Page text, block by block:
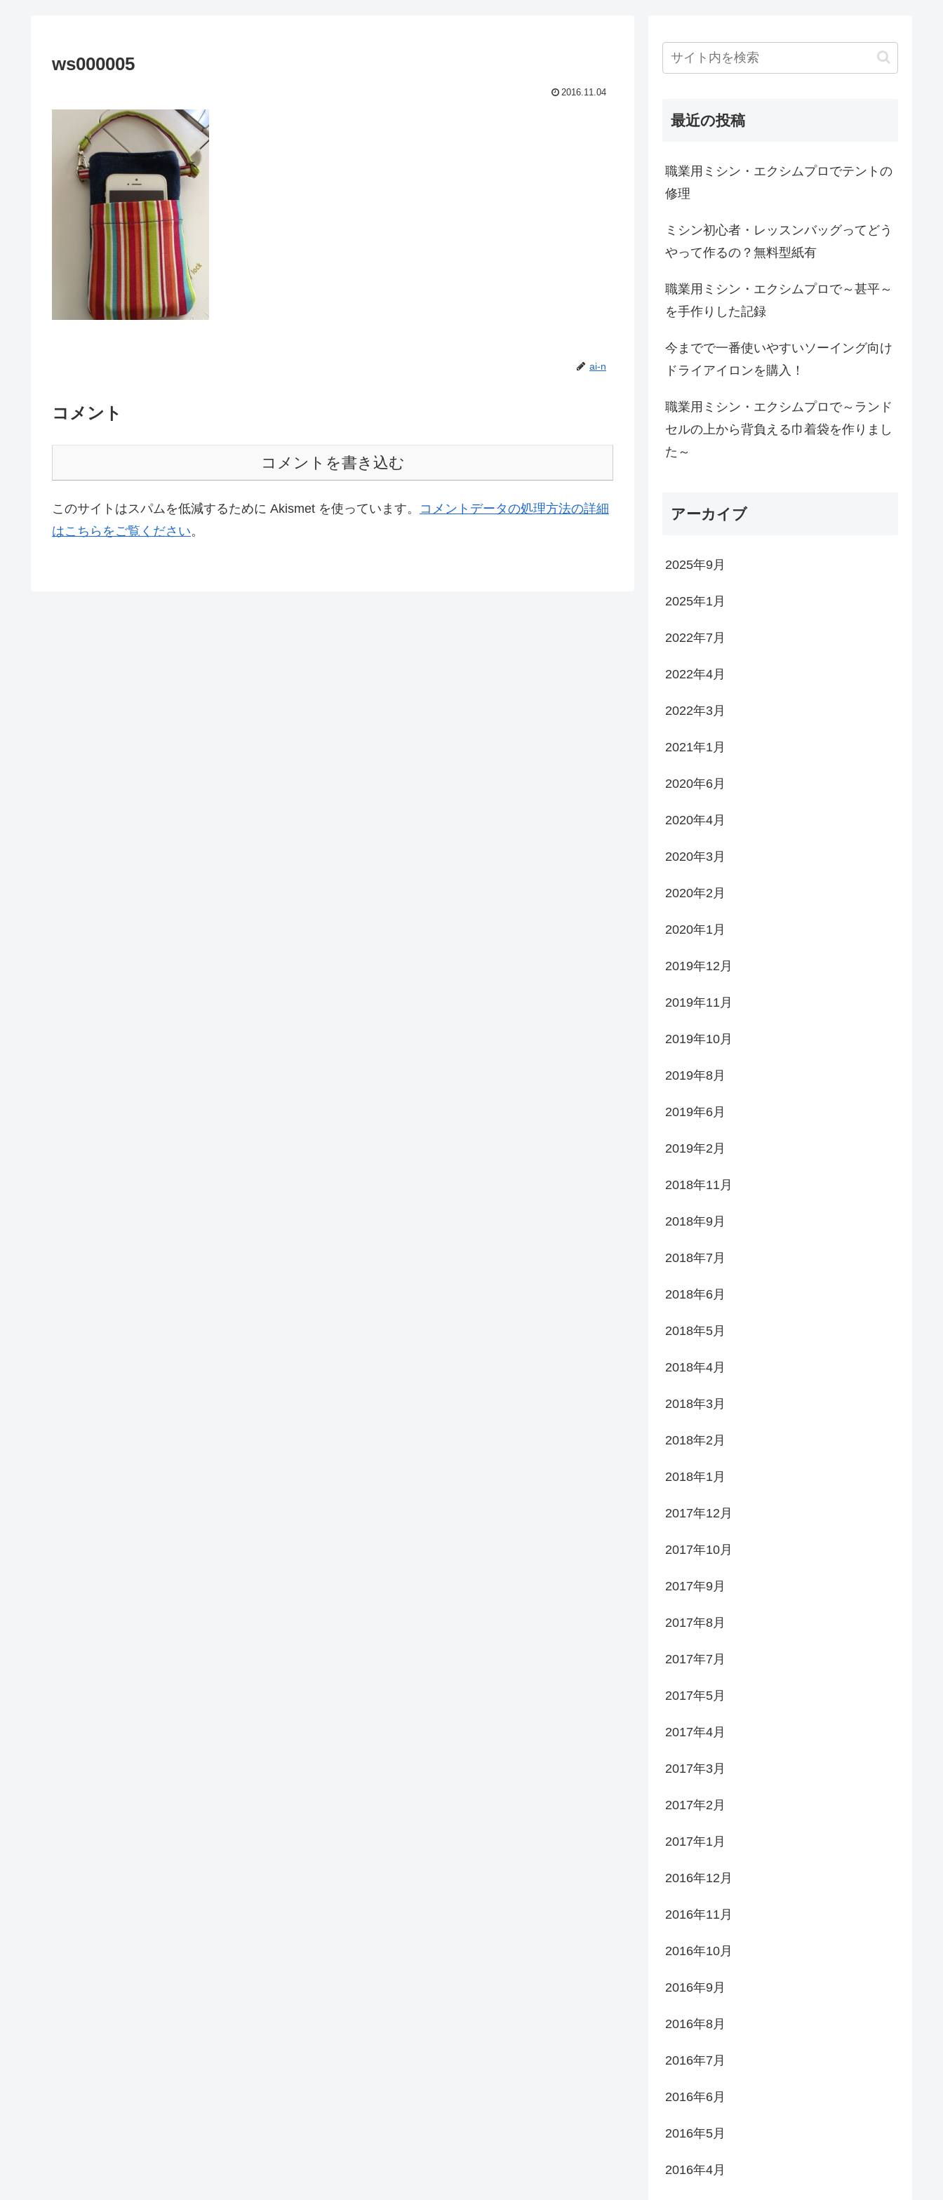
ws000005
2016.11.04
ai-n
コメント
コメントを書き込む
このサイトはスパムを低減するために Akismet を使っています。 コメントデータの処理方法の詳細
はこちらをご覧ください。
最近の投稿
職業用ミシン・エクシムプロでテントの
修理
ミシン初心者・レッスンバッグってどう
やって作るの？無料型紙有
職業用ミシン・エクシムプロで～甚平～
を手作りした記録
今までで一番使いやすいソーイング向け
ドライアイロンを購入！
職業用ミシン・エクシムプロで～ランド
セルの上から背負える巾着袋を作りまし
た～
アーカイブ
2025年9月
2025年1月
2022年7月
2022年4月
2022年3月
2021年1月
2020年6月
2020年4月
2020年3月
2020年2月
2020年1月
2019年12月
2019年11月
2019年10月
2019年8月
2019年6月
2019年2月
2018年11月
2018年9月
2018年7月
2018年6月
2018年5月
2018年4月
2018年3月
2018年2月
2018年1月
2017年12月
2017年10月
2017年9月
2017年8月
2017年7月
2017年5月
2017年4月
2017年3月
2017年2月
2017年1月
2016年12月
2016年11月
2016年10月
2016年9月
2016年8月
2016年7月
2016年6月
2016年5月
2016年4月